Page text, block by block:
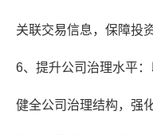
关联交易信息，保障投
6、提升公司治理水平
健全公司治理结构，强